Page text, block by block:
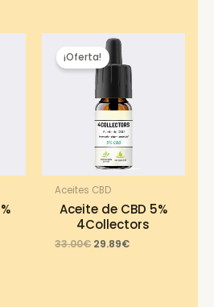
¡Oferta!
Aceites CBD
Aceite de CBD 5%
4Collectors
33.00€ Original
29.89€Current